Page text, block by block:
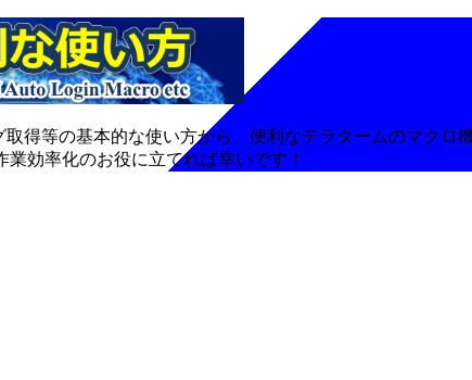
得等の基本的な使い方から、便利なテラタームのマク
効率化のお役に立てれば幸いです！